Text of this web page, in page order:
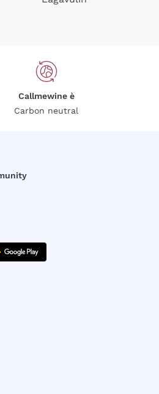
Callmewine è
Carbon neutral